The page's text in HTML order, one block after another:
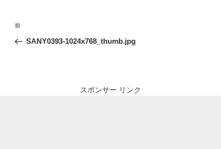
投
ナ
前
の
前
SANY0393-1024x768_thumb.jpg
スポンサー リンク